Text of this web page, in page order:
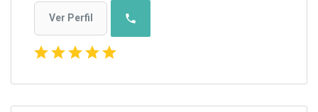
Ver Perfil phone
starstarstarstarstar